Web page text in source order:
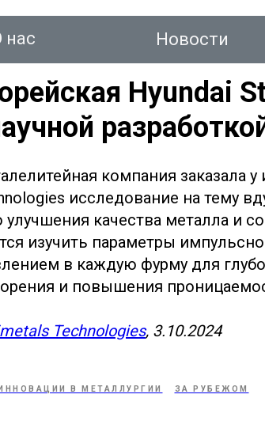
Новости
нас Новости
Hyundai
компания заказала
исследование на тему
качества металла и
изучить параметры
в каждую фурму для
и повышения
Technologies, 3.10.2024
ИННОВАЦИИ В МЕТАЛЛУРГИИ ЗА РУБЕЖОМ